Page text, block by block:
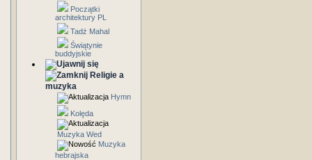
Początki
architektury PL
Tadż Mahal
Świątynie
buddyjskie
Religie a
muzyka
Hymn
Kolęda
Muzyka Wed
Muzyka
hebrajska